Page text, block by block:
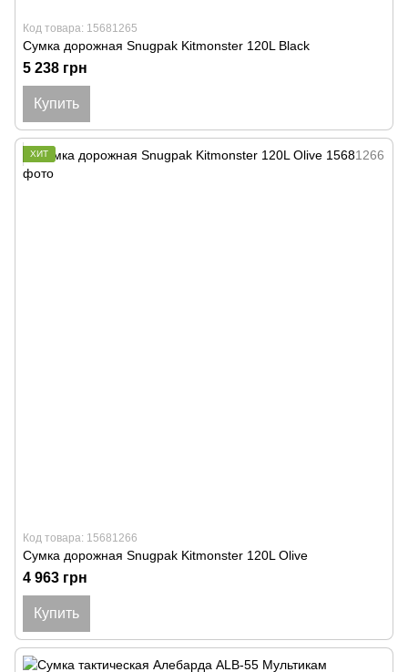
Код товара: 15681265
Сумка дорожная Snugpak Kitmonster 120L Black
5 238 грн
Купить
ХИТ
Код товара: 15681266
Сумка дорожная Snugpak Kitmonster 120L Olive
4 963 грн
Купить